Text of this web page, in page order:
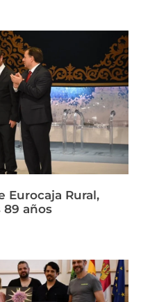
Eurocaja Rural,
89 años